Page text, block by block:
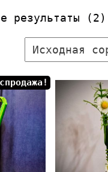
результаты (2)